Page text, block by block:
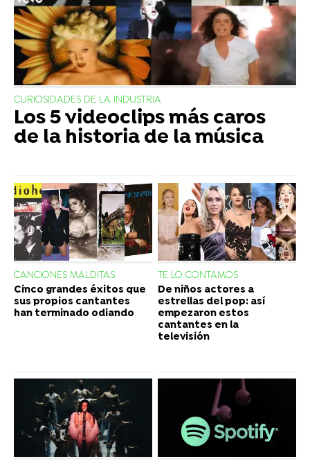
CURIOSIDADES DE LA INDUSTRIA
Los 5 videoclips más caros
de la historia de la música
CANCIONES MALDITAS
Cinco grandes éxitos que
sus propios cantantes
han terminado odiando
TE LO CONTAMOS
De niños actores a
estrellas del pop: así
empezaron estos
cantantes en la
televisión